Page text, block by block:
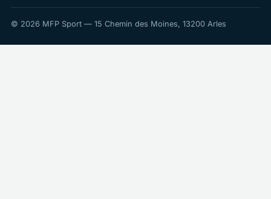
© 2026 MFP Sport — 15 Chemin des Moines, 13200 Arles